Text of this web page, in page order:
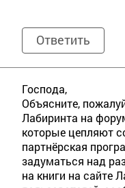
Ответить
Господа,
Объясните,
Лабиринта на
которые цепляют
партнёрская
задуматься над
на книги на сайте